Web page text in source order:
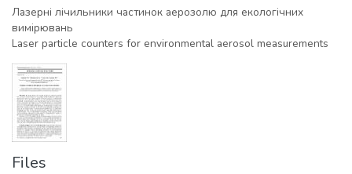
Лазерні лічильники частинок аерозолю для екологічних
вимірювань
Laser particle counters for environmental aerosol measurements
Files